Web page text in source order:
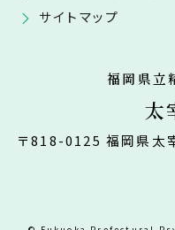
サイトマップ
福岡県立
太
〒818-0125 福岡県太